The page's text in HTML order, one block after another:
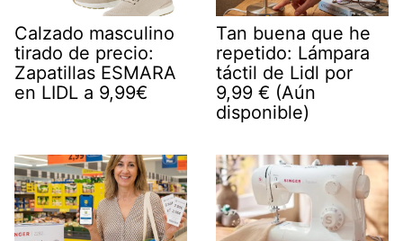
Calzado masculino
tirado de precio:
Zapatillas ESMARA
en LIDL a 9,99€
Tan buena que he
repetido: Lámpara
táctil de Lidl por
9,99 € (Aún
disponible)